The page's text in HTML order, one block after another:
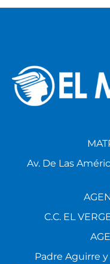
Av. De Las
C.C. EL
Padre Aguirre